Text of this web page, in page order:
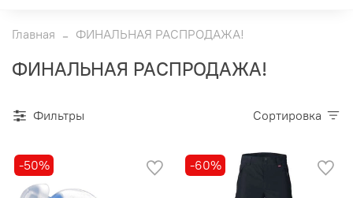
Главная ФИНАЛЬНАЯ РАСПРОДАЖА!
ФИНАЛЬНАЯ РАСПРОДАЖА!
Фильтры Сортировка
-50% -60%